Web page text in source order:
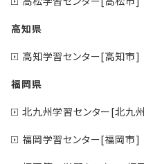
高知県
高知学習センター[高知市]
福岡県
北九州学習センター[北九
福岡学習センター[福岡市]